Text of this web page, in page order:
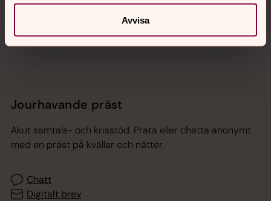
Avvisa
Sociala kanaler
Jourhavande präst
Akut samtals- och krisstöd. Prata eller chatta anonymt
med en präst på kvällar och nätter.
Chatt
Digitalt brev